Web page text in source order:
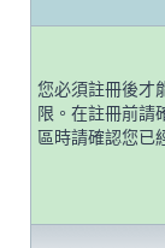
您必須註冊後才
限。在註冊前請
區時請確認您已